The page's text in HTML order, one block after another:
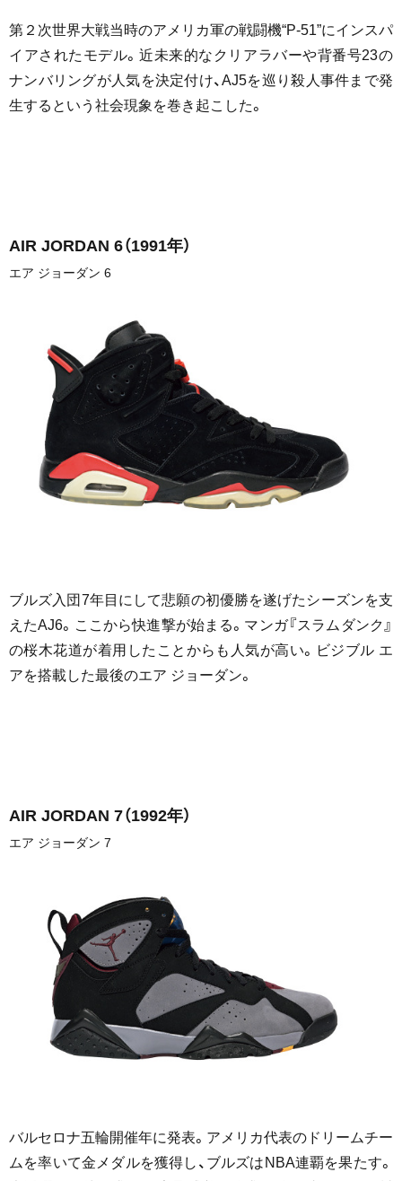
第２次世界大戦当時のアメリカ軍の戦闘機“P-51”にインスパ
イアされたモデル。近未来的なクリアラバーや背番号23の
ナンバリングが人気を決定付け、AJ5を巡り殺人事件まで発
生するという社会現象を巻き起こした。
AIR JORDAN 6（1991年）
エア ジョーダン 6
ブルズ入団7年目にして悲願の初優勝を遂げたシーズンを支
えたAJ6。ここから快進撃が始まる。マンガ『スラムダンク』
の桜木花道が着用したことからも人気が高い。ビジブル エ
アを搭載した最後のエア ジョーダン。
AIR JORDAN 7（1992年）
エア ジョーダン 7
バルセロナ五輪開催年に発表。アメリカ代表のドリームチー
ムを率いて金メダルを獲得し、ブルズはNBA連覇を果たす。